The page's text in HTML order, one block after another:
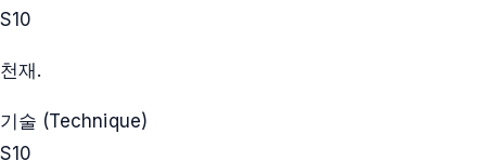
S10
천재.
기술 (Technique)
S10